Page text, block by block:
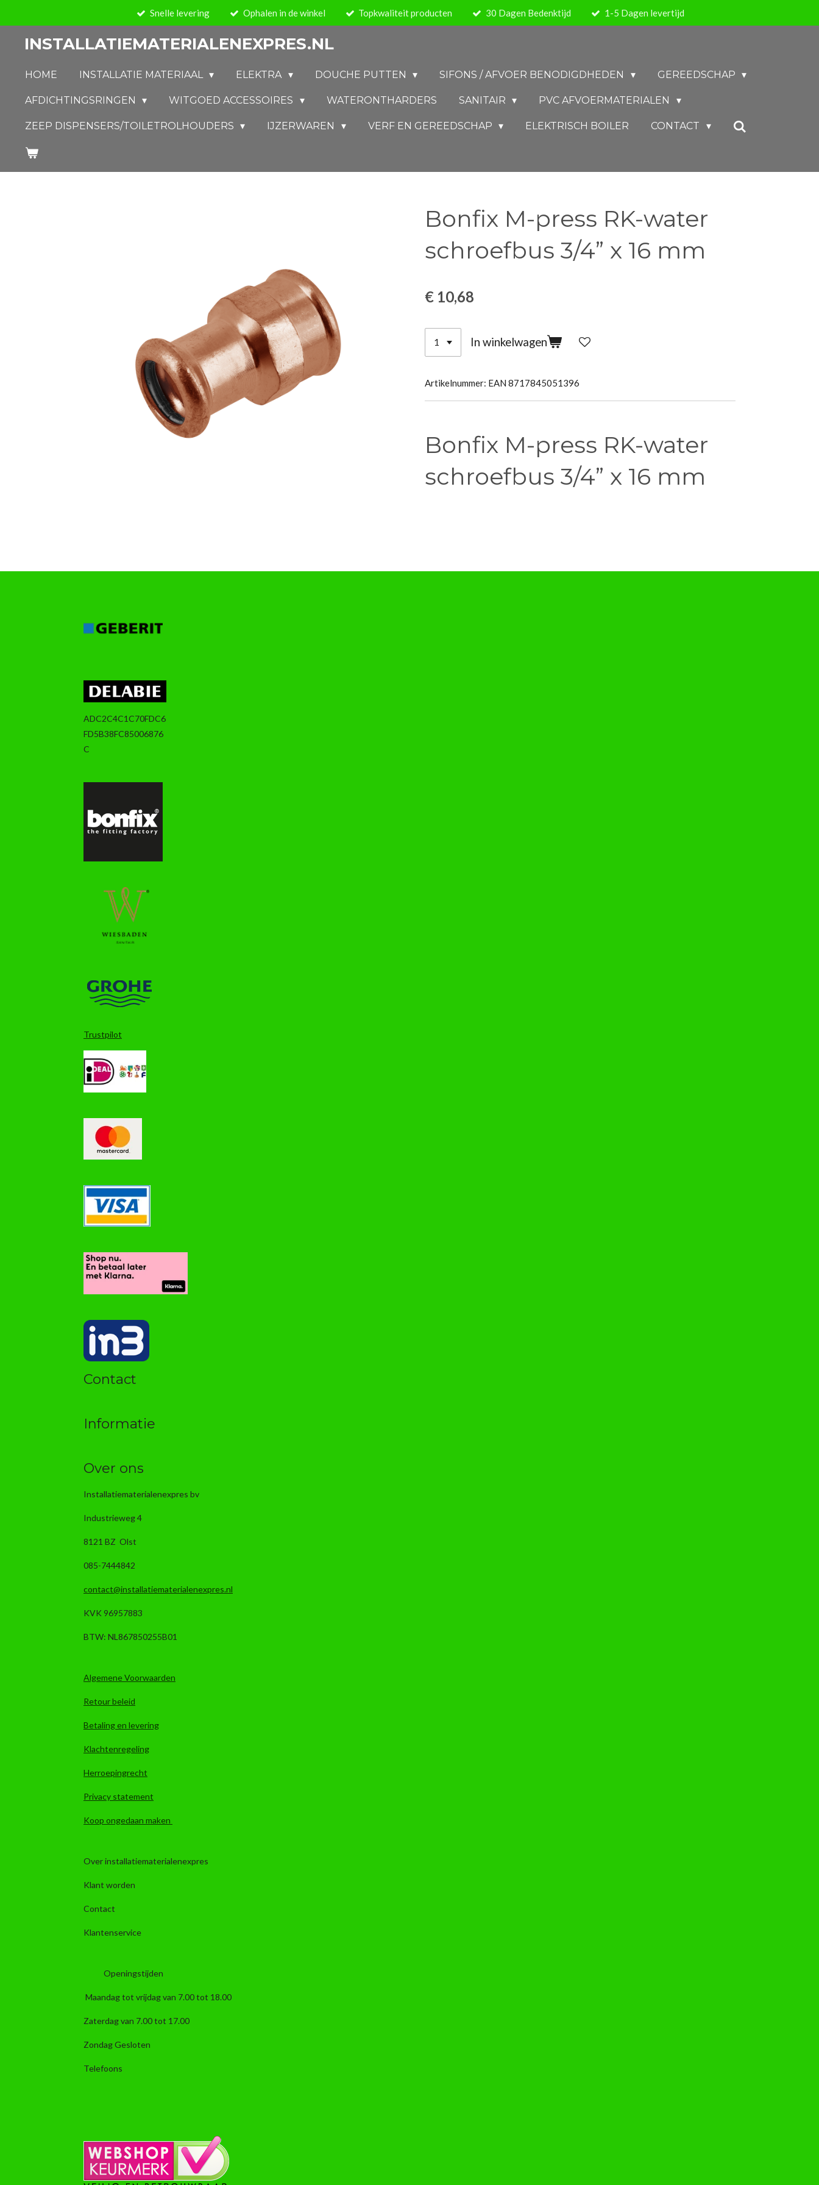
hoofdinhoud
Snelle levering Ophalen in de winkel Topkwaliteit producten 30 Dagen Bedenktijd 1-5 Dagen levertijd
INSTALLATIEMATERIALENEXPRES.NL
HOME INSTALLATIE MATERIAAL ELEKTRA DOUCHE PUTTEN SIFONS / AFVOER BENODIGDHEDEN GEREEDSCHAP
AFDICHTINGSRINGEN WITGOED ACCESSOIRES WATERONTHARDERS SANITAIR PVC AFVOERMATERIALEN
ZEEP DISPENSERS/TOILETROLHOUDERS IJZERWAREN VERF EN GEREEDSCHAP ELEKTRISCH BOILER CONTACT
Bonfix M-press RK-water
schroefbus 3/4” x 16 mm
€ 10,68
In winkelwagen
Artikelnummer: EAN 8717845051396
Bonfix M-press RK-water
schroefbus 3/4” x 16 mm
ADC2C4C1C70FDC6
FD5B38FC85006876
C
Trustpilot
Contact
Informatie
Over ons
Installatiematerialenexpres bv
Industrieweg 4
8121 BZ Olst
085-7444842
contact@installatiematerialenexpres.nl
KVK 96957883
BTW: NL867850255B01
Algemene Voorwaarden
Retour beleid
Betaling en levering
Klachtenregeling
Herroepingrecht
Privacy statement
Koop ongedaan maken
Over installatiematerialenexpres
Klant worden
Contact
Klantenservice
Openingstijden
Maandag tot vrijdag van 7.00 tot 18.00
Zaterdag van 7.00 tot 17.00
Zondag Gesloten
Telefoons